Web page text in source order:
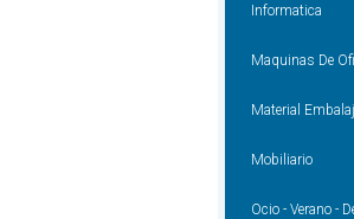
Informatica
Maquinas De
Material
Mobiliario
Ocio - Verano -